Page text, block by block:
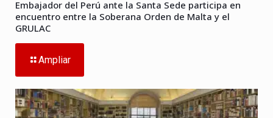
Embajador del Perú ante la Santa Sede participa en
encuentro entre la Soberana Orden de Malta y el
GRULAC
Ampliar